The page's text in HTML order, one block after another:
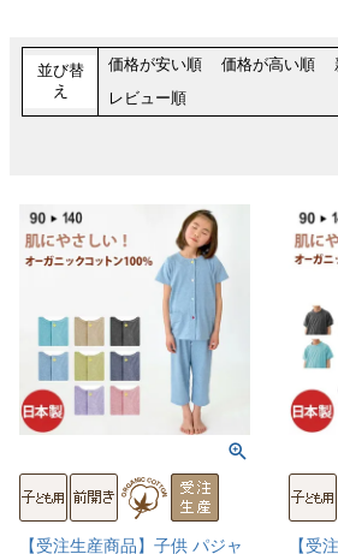
並び替
え
価格が安い順 価格が高い順
レビュー順
【受注生産商品】子供 パジャ
【受